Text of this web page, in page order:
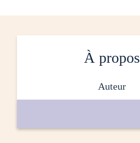
À propos
auteur